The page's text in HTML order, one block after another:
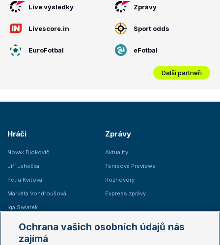
Live výsledky Zprávy
Livescore.in Sport odds
EuroFotbal eFotbal
Další partneři
Hráči
Novak Djokovič
Jiří Lehečka
Petra Kvitová
Markéta Vondroušová
Iga Swiatek
Zprávy
Aktuality
Tenisová Previews
Rozhovory
Express zprávy
Žebříčky
Ochrana vašich osobních údajů nás
zajímá